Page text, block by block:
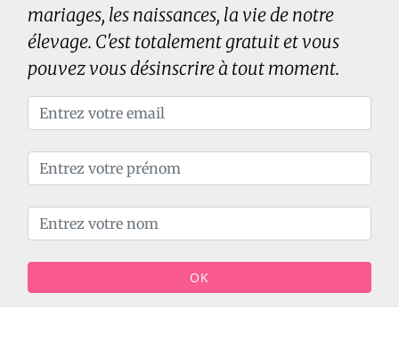
mariages, les naissances, la vie de notre
élevage. C'est totalement gratuit et vous
pouvez vous désinscrire à tout moment.
OK